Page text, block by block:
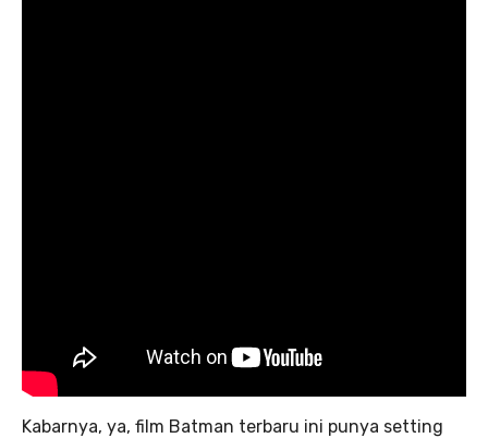
Kabarnya, ya, film Batman terbaru ini punya setting